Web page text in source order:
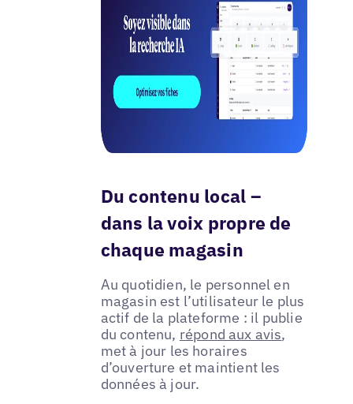
Du contenu local –
dans la voix propre de
chaque magasin
Au quotidien, le personnel en
magasin est l’utilisateur le plus
actif de la plateforme : il publie
du contenu, répond aux avis,
met à jour les horaires
d’ouverture et maintient les
données à jour.